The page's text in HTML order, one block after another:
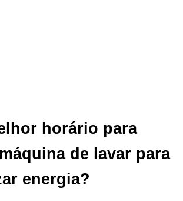
horário para
de lavar para
energia?